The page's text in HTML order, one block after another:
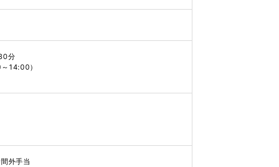
分
14:00）
外手当